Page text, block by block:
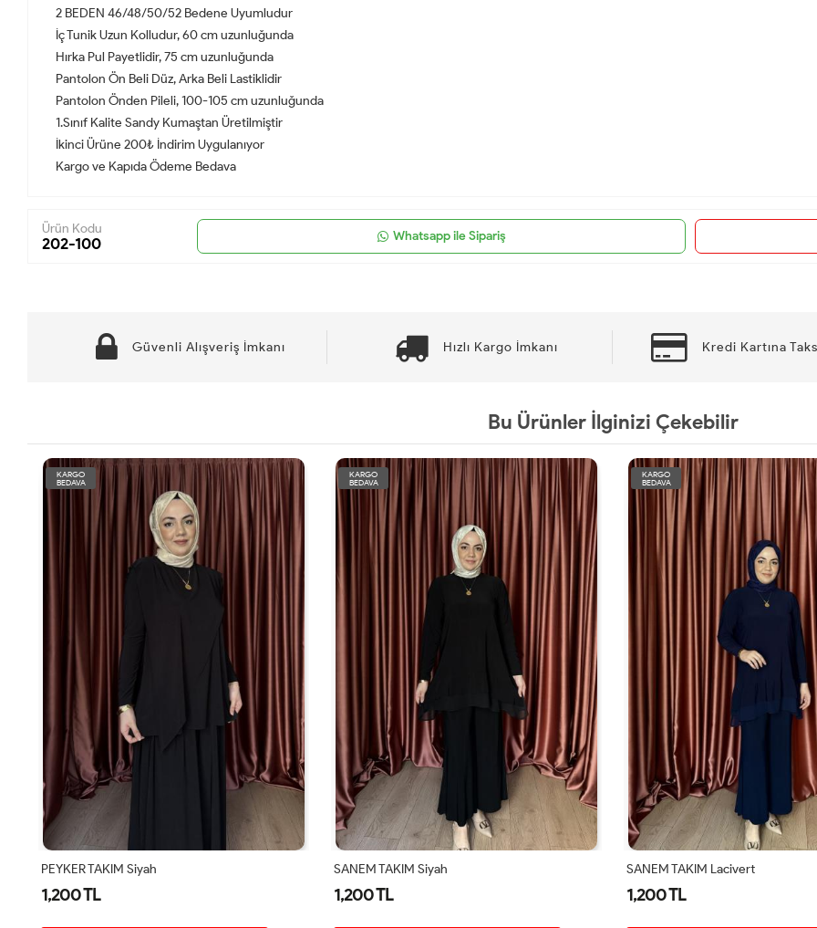
2 BEDEN 46/48/50/52 Bedene Uyumludur
İç Tunik Uzun Kolludur, 60 cm uzunluğunda
Hırka Pul Payetlidir, 75 cm uzunluğunda
Pantolon Ön Beli Düz, Arka Beli Lastiklidir
Pantolon Önden Pileli, 100-105 cm uzunluğunda
1.Sınıf Kalite Sandy Kumaştan Üretilmiştir
İkinci Ürüne 200₺ İndirim Uygulanıyor
Kargo ve Kapıda Ödeme Bedava
Ürün Kodu
202-100 Whatsapp ile Sipariş
Güvenli Alışveriş İmkanı Hızlı Kargo İmkanı Kredi Kartına
Bu Ürünler İlginizi Çekebilir
KARGO
BEDAVA
PEYKER TAKIM Siyah
1,200 TL
KARGO
BEDAVA
SANEM TAKIM Siyah
1,200 TL
KARGO
BEDAVA
SANEM TAKIM Lacivert
1,200 TL